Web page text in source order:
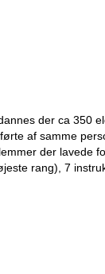
der ca 350
af samme
der lavede
rang), 7